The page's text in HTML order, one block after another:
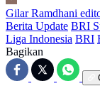
Gilar Ramdhani
Berita Update BRI
Liga Indonesia BRI
Bagikan